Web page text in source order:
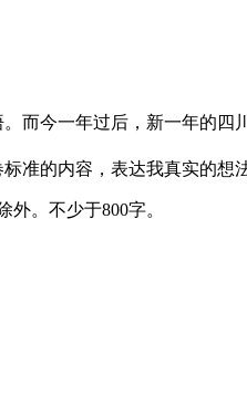
而今一年过后，新一年的
准的内容，表达我真实的想法
。不少于800字。